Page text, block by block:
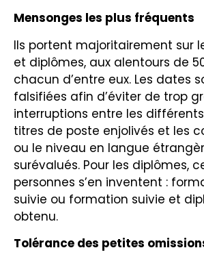
Mensonges les plus fréquents
Ils portent majoritairement sur
et diplômes, aux alentours de
chacun d’entre eux. Les dates
falsifiées afin d’éviter de trop
interruptions entre les
titres de poste enjolivés et les
ou le niveau en langue
surévalués. Pour les diplômes,
personnes s’en inventent :
suivie ou formation suivie et
obtenu.
Tolérance des petites